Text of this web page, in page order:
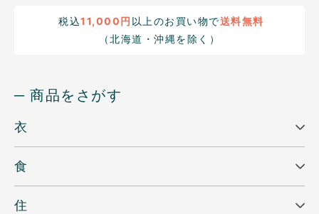
税込11,000円 以上のお買い物で送料無料
（北海道・沖縄を除く）
─ 商品をさがす
衣
食
住